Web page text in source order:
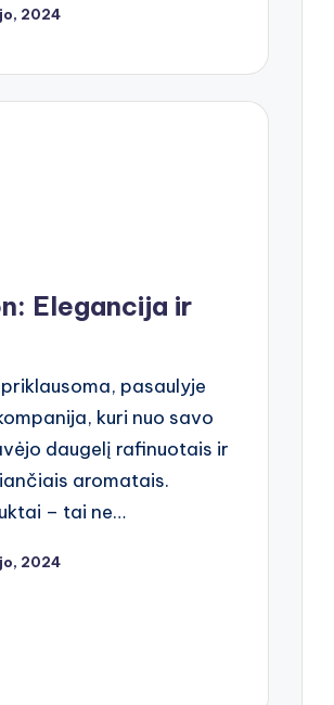
2024
Elegancija ir
pasaulyje
kuri nuo savo
daugelį rafinuotais ir
aromatais.
– tai ne…
2024